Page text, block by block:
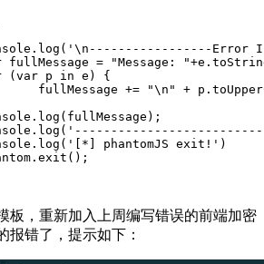
.log( '\n-----------------Error
fullMessage = "Message: "
( var p in e) {
		fullMessage +=
"\n"
+
.log(fullMessage);
.log(
.log( '[*] phantomJS exit!' )
板，重新加入上周编写错误的前端加密
报错了，提示如下：